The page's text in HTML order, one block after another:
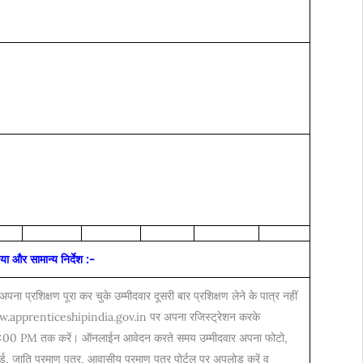
और सामान्य निर्देश :-
प्रशिक्षण पूरा कर चुके उम्मीदवार दूसरी बार प्रशिक्षण लेने के पात्र नहीं
पर अपना रजिस्ट्रेशन करके
तक करें। ऑनलाईन आवेदन करते समय उम्मीदवार अपना फोटो,
जाति प्रमाण पत्र, आवासीय प्रमाण पत्र पोर्टल पर अपलोड करें व